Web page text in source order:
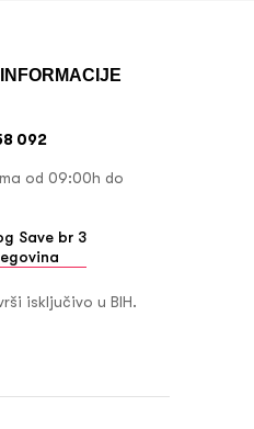
092
od 09:00h do
Save br 3
isključivo u BIH.